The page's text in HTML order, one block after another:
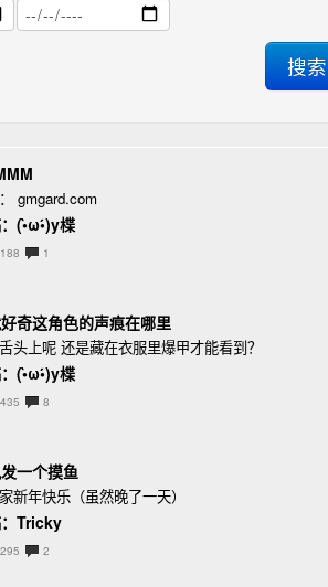
gmgard.com
(•̀ω•́)y楪
1
奇这角色的声痕在哪里
头上呢 还是藏在衣服里爆甲才能看到？
(•̀ω•́)y楪
8
一个摸鱼
新年快乐（虽然晚了一天）
Tricky
2